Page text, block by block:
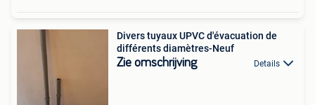
Divers tuyaux UPVC d'évacuation de
différents diamètres-Neuf
Zie omschrijving Details